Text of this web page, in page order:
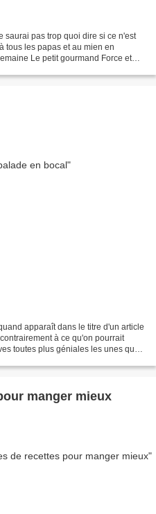
saurai pas trop quoi dire si ce n'est
tous les papas et au mien en
Le petit gourmand Force et
apparaît dans le titre d'un article
à ce qu'on pourrait
toutes plus géniales les unes que
manger mieux